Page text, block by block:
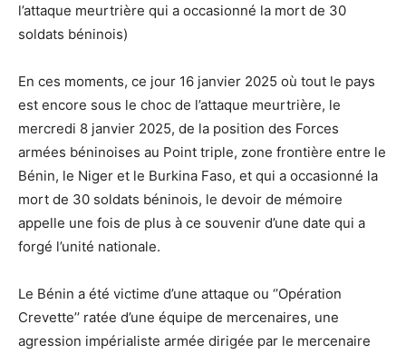
l’attaque meurtrière qui a occasionné la mort de 30
soldats béninois)
En ces moments, ce jour 16 janvier 2025 où tout le pays
est encore sous le choc de l’attaque meurtrière, le
mercredi 8 janvier 2025, de la position des Forces
armées béninoises au Point triple, zone frontière entre le
Bénin, le Niger et le Burkina Faso, et qui a occasionné la
mort de 30 soldats béninois, le devoir de mémoire
appelle une fois de plus à ce souvenir d’une date qui a
forgé l’unité nationale.
Le Bénin a été victime d’une attaque ou ‘’Opération
Crevette’’ ratée d’une équipe de mercenaires, une
agression impérialiste armée dirigée par le mercenaire